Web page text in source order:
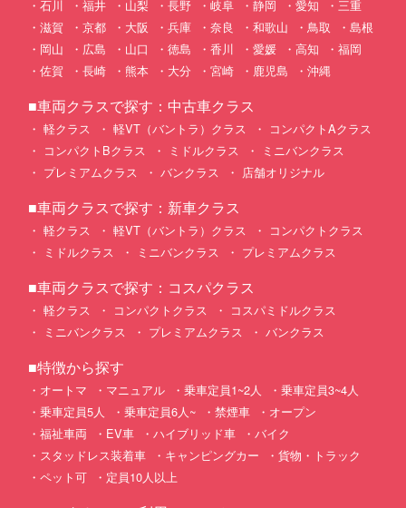
石川
福井 山梨 長野 岐阜 静岡 愛知
三重
滋賀
京都 大阪 兵庫 奈良 和歌山 鳥取
島根
岡山
広島 山口 徳島 香川 愛媛 高知
福岡
佐賀
長崎 熊本 大分 宮崎 鹿児島 沖縄
■車両クラスで探す：中古車クラス
軽クラス 軽VT（バントラ）クラス
コンパクトAクラス
コンパクトBクラス
ミドルクラス
ミニバンクラス
プレミアムクラス
バンクラス 店舗オリジナル
■車両クラスで探す：新車クラス
軽クラス 軽VT（バントラ）クラス
コンパクトクラス
ミドルクラス
ミニバンクラス プレミアムクラス
■車両クラスで探す：コスパクラス
軽クラス コンパクトクラス
コスパミドルクラス
ミニバンクラス
プレミアムクラス バンクラス
■特徴から探す
オートマ マニュアル 乗車定員1~2人
乗車定員3~4人
乗車定員5人
乗車定員6人~ 禁煙車
オープン
福祉車両
EV車 ハイブリッド車
バイク
スタッドレス装着車
キャンピングカー
貨物・トラック
ペット可
定員10人以上